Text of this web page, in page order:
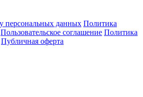
персональных данных Политика
Пользовательское соглашение Политика
Публичная оферта